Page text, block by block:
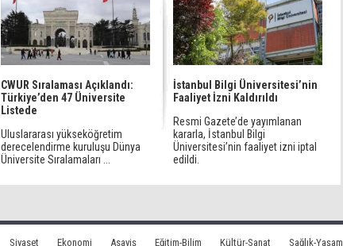
CWUR Sıralaması Açıklandı:
Türkiye’den 47 Üniversite
Listede
Uluslararası yükseköğretim
derecelendirme kuruluşu Dünya
Üniversite Sıralamaları ...
İstanbul Bilgi Üniversitesi’nin
Faaliyet İzni Kaldırıldı
Resmi Gazete’de yayımlanan
kararla, İstanbul Bilgi
Üniversitesi’nin faaliyet izni iptal
edildi.
Siyaset Ekonomi Asayiş Eğitim-Bilim Kültür-Sanat Sağlık-Yaşam